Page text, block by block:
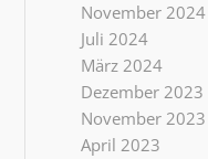
November 2024
Juli 2024
März 2024
Dezember 2023
November 2023
April 2023